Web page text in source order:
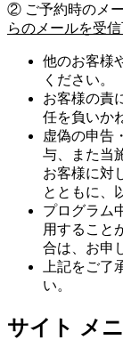
② ご予約時のメ
らのメールを受
他のお客様
ください。
お客様の責
任を負いか
虚偽の申告
与、また当
お客様に対
とともに、
プログラム
用すること
合は、お申
上記をご
い。
サイト メ